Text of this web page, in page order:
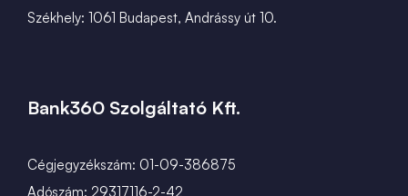
Székhely: 1061 Budapest, Andrássy út 10.
Bank360 Szolgáltató Kft.
Cégjegyzékszám: 01-09-386875
Adószám: 29317116-2-42